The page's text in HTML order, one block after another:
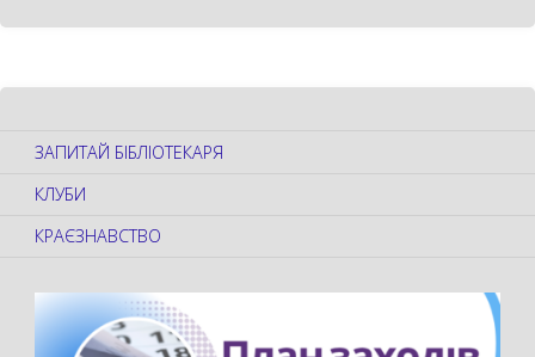
ЗАПИТАЙ БІБЛІОТЕКАРЯ
КЛУБИ
КРАЄЗНАВСТВО